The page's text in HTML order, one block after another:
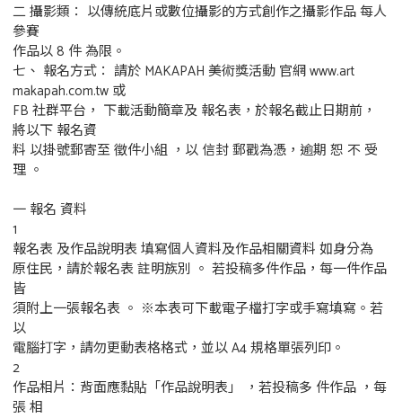
二 攝影類： 以傳統底片或數位攝影的方式創作之攝影作品 每人
參賽
作品以 8 件 為限。
七、 報名方式： 請於 MAKAPAH 美術獎活動 官網 www.art
makapah.com.tw 或
FB 社群平台， 下載活動簡章及 報名表，於報名截止日期前，
將以下 報名資
料 以掛號郵寄至 徵件小組 ，以 信封 郵戳為憑，逾期 恕 不 受
理 。
一 報名 資料
1
報名表 及作品說明表 填寫個人資料及作品相關資料 如身分為
原住民，請於報名表 註明族別 。 若投稿多件作品，每一件作品
皆
須附上一張報名表 。 ※本表可下載電子檔打字或手寫填寫。若
以
電腦打字，請勿更動表格格式，並以 A4 規格單張列印。
2
作品相片：背面應黏貼「作品說明表」 ，若投稿多 件作品 ，每
張 相